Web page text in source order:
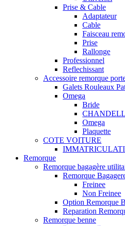
Prise & Cable
Adaptateur
Cable
Faisceau
Prise
Rallonge
Professionnel
Reflechissant
Accessoire remorque
Galets Rouleaux
Omega
Bride
Omega
Plaquette
COTE VOITURE
Remorque
Remorque bagagère
Remorque
Freinee
Non Freinee
Option Remorque
Reparation
Remorque benne